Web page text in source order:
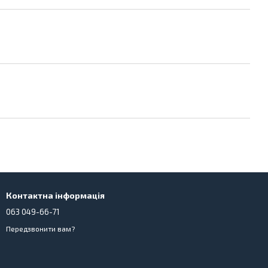
Контактна інформація
063 049-66-71
Передзвонити вам?